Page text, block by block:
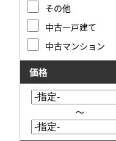
その他
中古一戸建て
中古マンション
価格
～